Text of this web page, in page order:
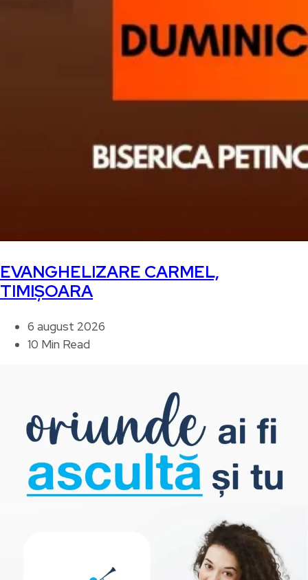
EVANGHELIZARE CARMEL,
TIMIȘOARA
6 august 2026
10 Min Read